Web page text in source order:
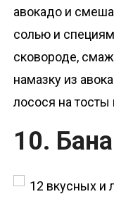
авокадо и
солью и
сковороде,
намазку из
лосося на тосты
10.